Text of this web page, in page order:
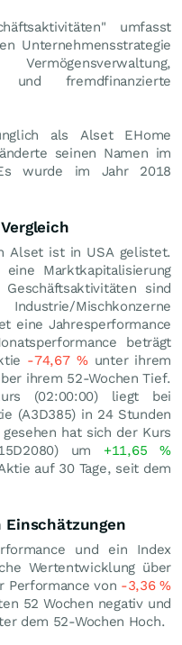
umfasst
Unternehmensstrategie
und fremdfinanzierte
als Alset EHome
seinen Namen im
wurde im Jahr 2018
Alset ist in USA gelistet.
Marktkapitalisierung
sind
Mischkonzerne
eine Jahresperformance
beträgt
-74,67 %unter ihrem
ihrem 52-Wochen Tief.
(02:00:00) liegt bei
(A3D385) in 24 Stunden
hat sich der Kurs
um +11,65%
auf 30 Tage, seit dem
Einschätzungen
und ein Index
Wertentwicklung über
Performance von -3,36%
52 Wochen negativ und
dem 52-Wochen Hoch.